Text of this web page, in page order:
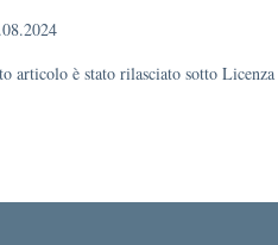
articolo è stato rilasciato sotto